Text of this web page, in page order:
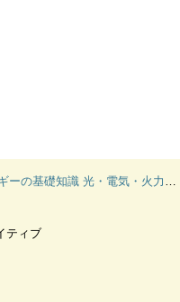
水力から原子力まで各種エネルギーを徹底解説! サイエンス・アイ新書
ティブ